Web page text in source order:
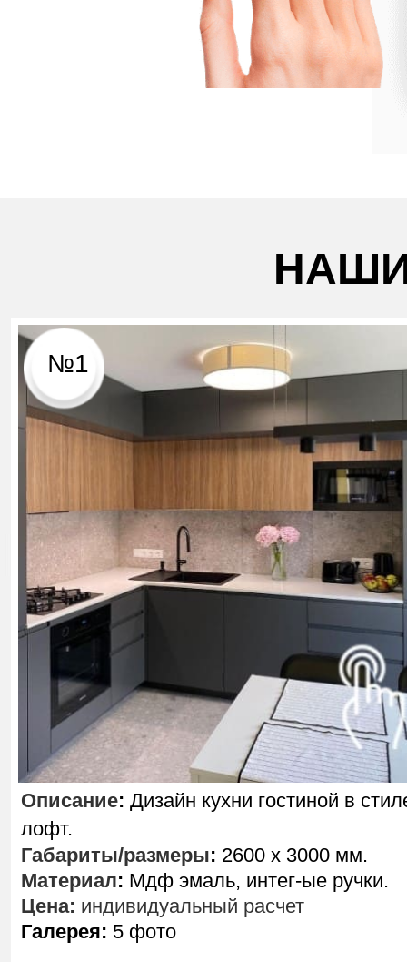
Габариты/размеры: 2600 х 3000 мм.
Материал: Мдф эмаль, интег-ые ручки.
Цена: индивидуальный расчет
Галерея: 5 фото
№1
Описание: Дизайн кухни гостиной в
лофт.